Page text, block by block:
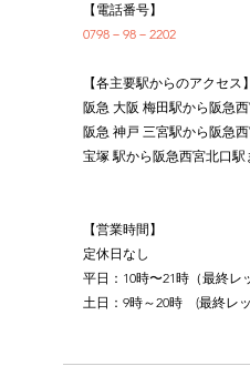
【電話番号】
0798－98－2202
【各主要駅からのアクセス】
阪急 大阪 梅田駅から阪急
阪急 神戸 三宮駅から阪急
宝塚 駅から阪急西宮北口駅
【営業時間】
定休日なし
平日：10時〜21時（最終レ
土日：9時～20時　(最終レ